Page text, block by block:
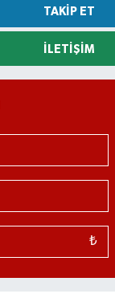
TAKIP ET
İLETIŞIM
₺